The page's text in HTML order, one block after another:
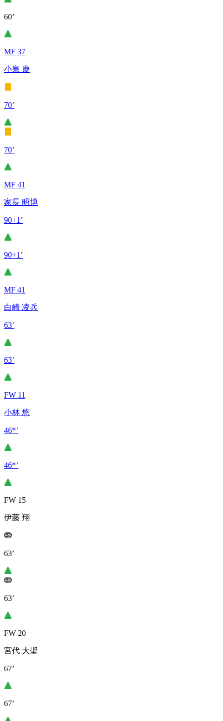
60’
MF 37
小泉 慶
70’
70’
MF 41
家長 昭博
90+1’
90+1’
MF 41
白崎 凌兵
63’
63’
FW 11
小林 悠
46*’
46*’
FW 15
伊藤 翔
63’
63’
FW 20
宮代 大聖
67’
67’